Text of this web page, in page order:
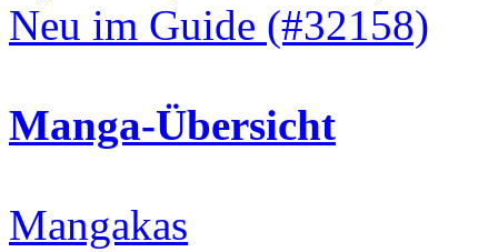
Neu im Guide (#32158)
Manga-Übersicht
Mangakas